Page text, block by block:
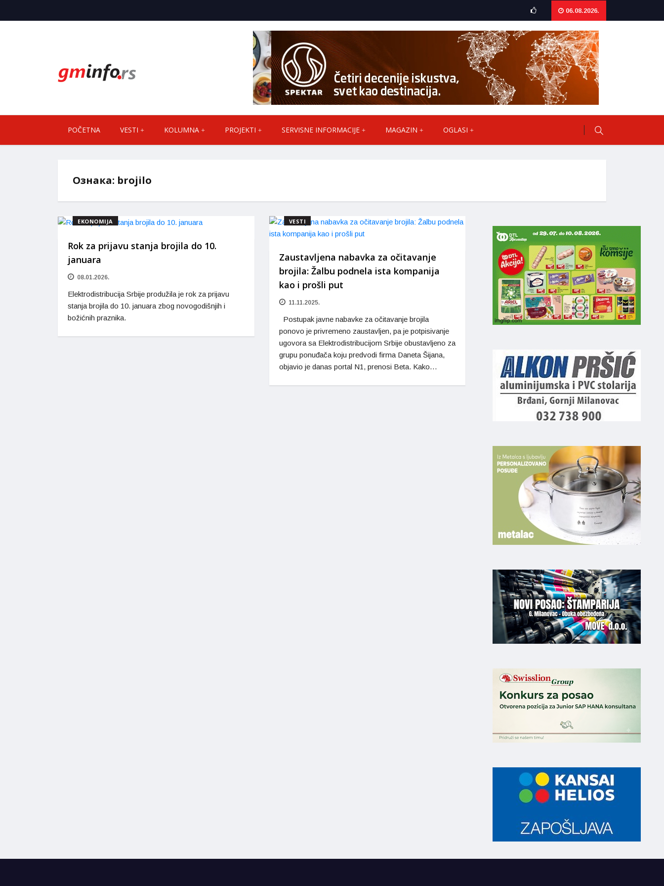
06.08.2026.
POČETNA VESTI KOLUMNA PROJEKTI SERVISNE INFORMACIJE MAGAZIN OGLASI
Ознака: brojilo
EKONOMIJA
Rok za prijavu stanja brojila do 10.
januara
08.01.2026.
Elektrodistribucija Srbije produžila je rok za prijavu
stanja brojila do 10. januara zbog novogodišnjih i
božićnih praznika.
VESTI
Zaustavljena nabavka za očitavanje
brojila: Žalbu podnela ista kompanija
kao i prošli put
11.11.2025.
Postupak javne nabavke za očitavanje brojila
ponovo je privremeno zaustavljen, pa je potpisivanje
ugovora sa Elektrodistribucijom Srbije obustavljeno za
grupu ponuđača koju predvodi firma Daneta Šijana,
objavio je danas portal N1, prenosi Beta. Kako…